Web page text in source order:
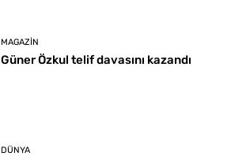
MAGAZIN
Güner Özkul telif davasını kazandı
DÜNYA